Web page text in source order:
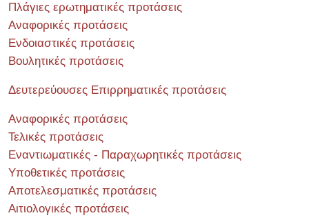
Πλάγιες ερωτηματικές προτάσεις
Αναφορικές προτάσεις
Ενδοιαστικές προτάσεις
Βουλητικές προτάσεις
Δευτερεύουσες Επιρρηματικές προτάσεις
Αναφορικές προτάσεις
Τελικές προτάσεις
Εναντιωματικές - Παραχωρητικές προτάσεις
Υποθετικές προτάσεις
Αποτελεσματικές προτάσεις
Αιτιολογικές προτάσεις